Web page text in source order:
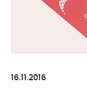
16.11.2016